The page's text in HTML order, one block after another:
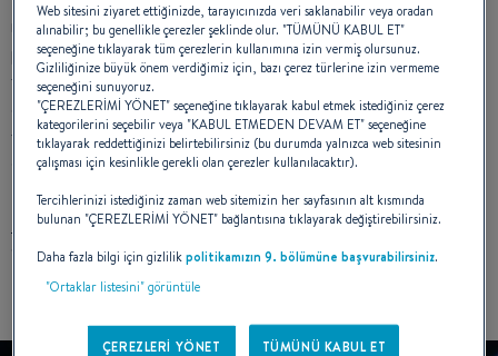
nesilden diğerine aktararak, teknelere olan tutkusunu
paylaşmaya devam etmektedir. BENETEAU başlangıçta balıkçı
tekneleri yapmak üzere kurulmuş olmasına rağmen, ürünleri ve
çeşitliliğini geliştirerek ve genişleterek eğlence amaçlı gezi
teknesi beklentilerine cevap vermiş ve inovasyonu iş
stratejisinin temel bir unsuru haline getirmiştir. Bugün,
BENETEAU11 çeşityelkenli
tekneandmotorbotüreterek, gezi teknesi dünyasını mümkün
olduğunca çok kişiye açmıştır.
Web sitesini ziyaret ettiğinizde, tarayıcınızda veri saklanabilir veya oradan
alınabilir; bu genellikle çerezler şeklinde olur. "TÜMÜNÜ KABUL ET"
seçeneğine tıklayarak tüm çerezlerin kullanımına izin vermiş olursunuz.
Gizliliğinize büyük önem verdiğimiz için, bazı çerez türlerine izin vermeme
seçeneğini sunuyoruz.
"ÇEREZLERİMİ YÖNET" seçeneğine tıklayarak kabul etmek istediğiniz çerez
kategorilerini seçebilir veya "KABUL ETMEDEN DEVAM ET" seçeneğine
tıklayarak reddettiğinizi belirtebilirsiniz (bu durumda yalnızca web sitesinin
çalışması için kesinlikle gerekli olan çerezler kullanılacaktır).
Tercihlerinizi istediğiniz zaman web sitemizin her sayfasının alt kısmında
bulunan "ÇEREZLERİMİ YÖNET" bağlantısına tıklayarak değiştirebilirsiniz.
Daha fazla bilgi için gizlilikpolitikamızın 9. bölümüne başvurabilirsiniz.
"Ortaklar listesini" görüntüle
ÇEREZLERİ YÖNET TÜMÜNÜ KABUL ET